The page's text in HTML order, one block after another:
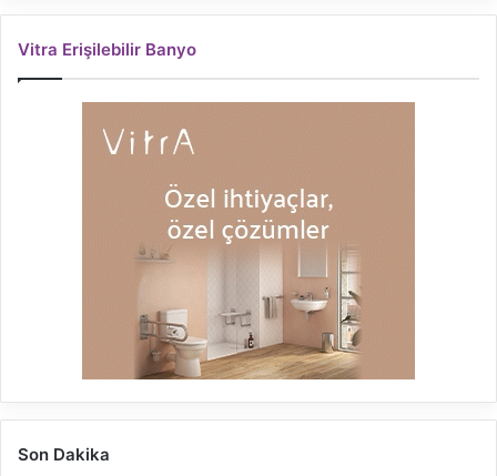
Vitra Erişilebilir Banyo
Son Dakika